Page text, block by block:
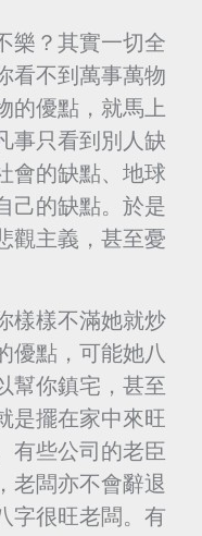
樂？其實一切全
看不到萬事萬物
的優點，就馬上
事只看到別人缺
會的缺點、地球
己的缺點。於是
觀主義，甚至憂
樣樣不滿她就炒
優點，可能她八
幫你鎮宅，甚至
是擺在家中來旺
有些公司的老臣
老闆亦不會辭退
字很旺老闆。有